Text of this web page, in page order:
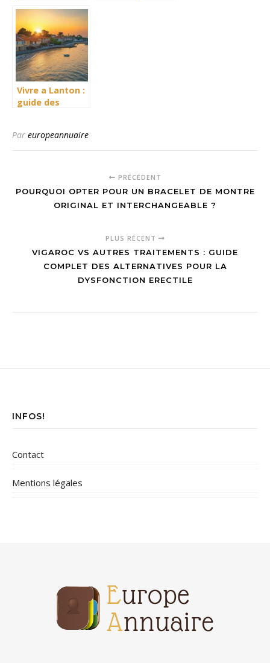
montre original
et
interchangeable
?
Vivre a Lanton :
guide des
loisirs
Par europeannuaire
PRÉCÉDENT
POURQUOI OPTER POUR UN BRACELET DE MONTRE
ORIGINAL ET INTERCHANGEABLE ?
PLUS RÉCENT
VIGAROC VS AUTRES TRAITEMENTS : GUIDE
COMPLET DES ALTERNATIVES POUR LA
DYSFONCTION ERECTILE
INFOS!
Contact
Mentions légales